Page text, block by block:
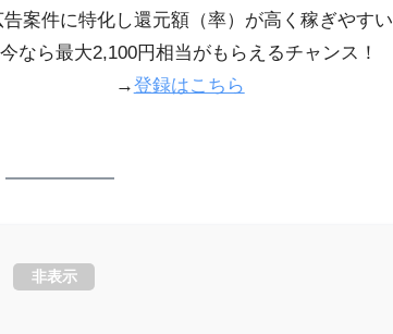
告案件に特化し還元額（率）が高く稼ぎやすい
今なら最大2,100円相当がもらえるチャンス！
→登録はこちら
非表示